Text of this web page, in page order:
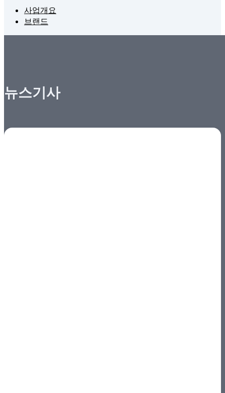
사업개요
브랜드
뉴스기사